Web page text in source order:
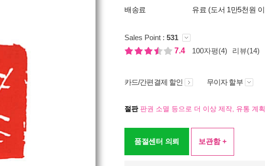
배송료
유료 (도서 1만5천원
Sales Point : 531
7.4
100자평(4) 리뷰(14)
카드/간편결제 할인 무이자 할부
절판판권 소멸 등으로 더 이상 제작, 유통 계
품절센터 의뢰 보관함 +